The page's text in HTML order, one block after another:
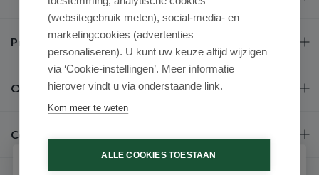
Populaire merken
Over ons
Contact
(websitegebruik meten), social-media- en
marketingcookies (advertenties
personaliseren). U kunt uw keuze altijd wijzigen
via ‘Cookie-instellingen’. Meer informatie
hierover vindt u via onderstaande link.
Kom meer te weten
ALLE COOKIES TOESTAAN